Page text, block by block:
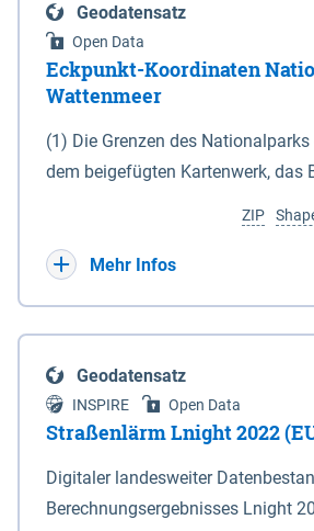
Geodatensatz
Open Data
Eckpunkt-Koordinaten
Wattenmeer
(1) Die Grenzen des
dem beigefügten Kartenwerk, das
(DTK) im Maßstab 1 : 100 000
verkleinerte Amtliche Karte 1 : 5
projizierte Koordinaten im
Terrestrischen Referenzsystem
der Universalen Transversalen
bezogen auf die Zone 32 N (UTM
(Anlage 4); Gleiches gilt für die
ZIP
Mehr Infos
Geodatensatz
INSPIRE Open Data
Straßenlärm Lnight 2022
Digitaler landesweiter
Berechnungsergebnisses Lnight